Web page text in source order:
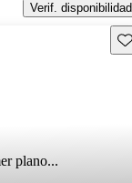
Verif. disponibilidad
plano...